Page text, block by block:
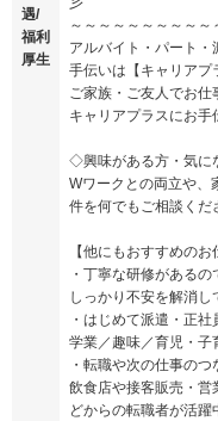
遇/
福利
厚生
～～～～～～～～～
アルバイト・パート
手伝いは【キャリアプ
ご家族・ご友人でお
キャリアプラスにお手
◇興味がある方・気に
Wワークとの両立や、
件を何でもご相談くだ
【他にもおすすめのお
・丁寧な研修がある
しっかり不安を解消し
・はじめて派遣・正
学業／趣味／育児・子
・転職や次の仕事の
飲食店や接客販売・営
どからの転職者が活躍